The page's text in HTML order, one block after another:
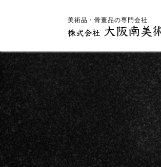
美術品・骨董品の専門会社